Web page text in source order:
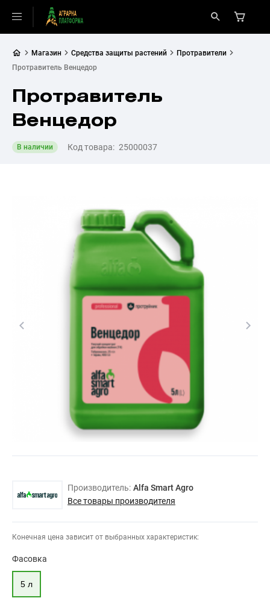
Магазин Средства защиты растений
Протравители
Протравитель Венцедор
Протравитель
Венцедор
В наличии Код товара: 25000037
Производитель: Alfa Smart Agro
Все товары производителя
Конечная цена зависит от выбранных характеристик:
Фасовка
5 л